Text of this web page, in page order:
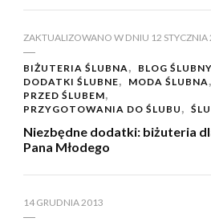
ZAKTUALIZOWANO W DNIU 12 STYCZNIA
BIŻUTERIA ŚLUBNA
BLOG ŚLUBNY
DODATKI ŚLUBNE
MODA ŚLUBNA
PRZED ŚLUBEM
PRZYGOTOWANIA DO ŚLUBU
Niezbędne dodatki: biżuteria
Pana Młodego
14 GRUDNIA 2013